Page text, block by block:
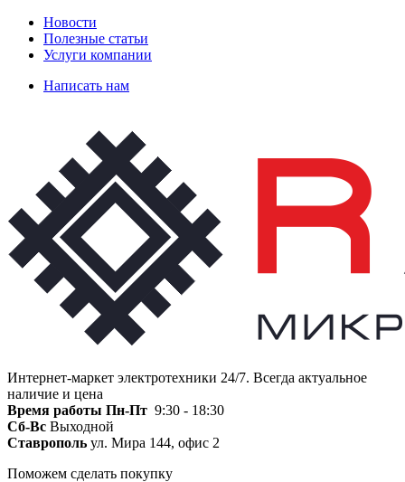
Новости
Полезные статьи
Услуги компании
Написать нам
Интернет-маркет электротехники 24/7. Всегда актуальное
наличие и цена
Время работы Пн-Пт 9:30 - 18:30
Сб-Вс Выходной
Ставрополь ул. Мира 144, офис 2
Поможем сделать покупку